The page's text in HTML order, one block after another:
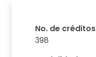
No. de créditos
398